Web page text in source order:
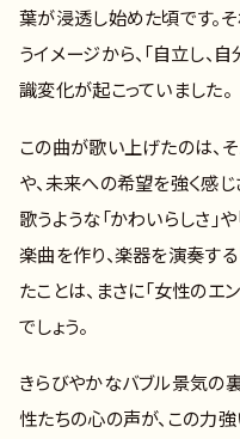
葉が浸透し始めた頃です。
うイメージから、「自立し、
識変化が起こっていました。
この曲が歌い上げたのは、
や、未来への希望を強く感
歌うような「かわいらしさ」
楽曲を作り、楽器を演奏する
たことは、まさに「女性のエ
でしょう。
きらびやかなバブル景気の
性たちの心の声が、この力